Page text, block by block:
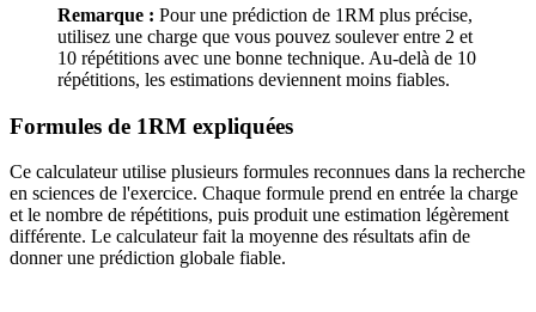
Remarque : Pour une prédiction de 1RM plus précise,
utilisez une charge que vous pouvez soulever entre 2 et
10 répétitions avec une bonne technique. Au-delà de 10
répétitions, les estimations deviennent moins fiables.
Formules de 1RM expliquées
Ce calculateur utilise plusieurs formules reconnues dans la recherche
en sciences de l'exercice. Chaque formule prend en entrée la charge
et le nombre de répétitions, puis produit une estimation légèrement
différente. Le calculateur fait la moyenne des résultats afin de
donner une prédiction globale fiable.